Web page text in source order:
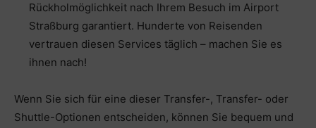
Rückholmöglichkeit nach Ihrem Besuch im Airport
Straßburg garantiert. Hunderte von Reisenden
vertrauen diesen Services täglich – machen Sie es
ihnen nach!
Wenn Sie sich für eine dieser Transfer-, Transfer- oder
Shuttle-Optionen entscheiden, können Sie bequem und